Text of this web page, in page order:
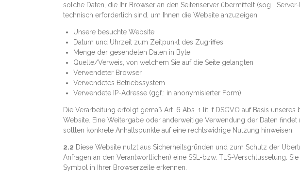
solche Daten, die Ihr Browser an den Seitenserver übermittelt (sog.
technisch erforderlich sind, um Ihnen die Website anzuzeigen:
Unsere besuchte Website
Datum und Uhrzeit zum Zeitpunkt des Zugriffes
Menge der gesendeten Daten in Byte
Quelle/Verweis, von welchem Sie auf die Seite gelangten
Verwendeter Browser
Verwendetes Betriebssystem
Verwendete IP-Adresse (ggf.: in anonymisierter Form)
Die Verarbeitung erfolgt gemäß Art. 6 Abs. 1 lit. f DSGVO auf Basis
Website. Eine Weitergabe oder anderweitige Verwendung der Daten
sollten konkrete Anhaltspunkte auf eine rechtswidrige Nutzung hinweisen.
2.2 Diese Website nutzt aus Sicherheitsgründen und zum Schutz der
Anfragen an den Verantwortlichen) eine SSL-bzw. TLS-Verschlüsselung.
Symbol in Ihrer Browserzeile erkennen.